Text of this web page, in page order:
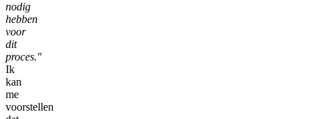
nodig
hebben
voor
dit
proces."
Ik
kan
me
voorstellen